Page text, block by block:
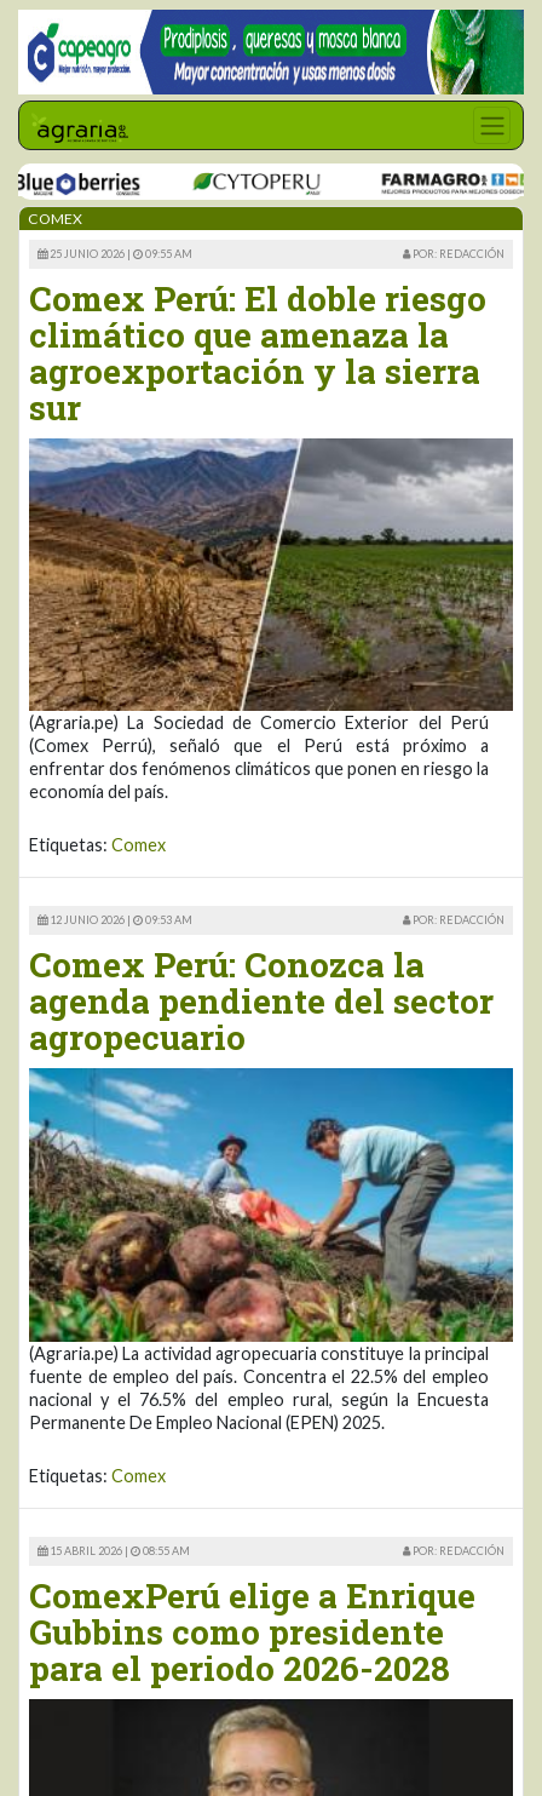
COMEX
25 JUNIO 2026 | 09:55 AM POR: REDACCIÓN
Comex Perú: El doble riesgo
climático que amenaza la
agroexportación y la sierra
sur
(Agraria.pe) La Sociedad de Comercio Exterior del Perú
(Comex Perrú), señaló que el Perú está próximo a
enfrentar dos fenómenos climáticos que ponen en riesgo la
economía del país.
Etiquetas: Comex
12 JUNIO 2026 | 09:53 AM POR: REDACCIÓN
Comex Perú: Conozca la
agenda pendiente del sector
agropecuario
(Agraria.pe) La actividad agropecuaria constituye la principal
fuente de empleo del país. Concentra el 22.5% del empleo
nacional y el 76.5% del empleo rural, según la Encuesta
Permanente De Empleo Nacional (EPEN) 2025.
Etiquetas: Comex
15 ABRIL 2026 | 08:55 AM POR: REDACCIÓN
ComexPerú elige a Enrique
Gubbins como presidente
para el periodo 2026-2028